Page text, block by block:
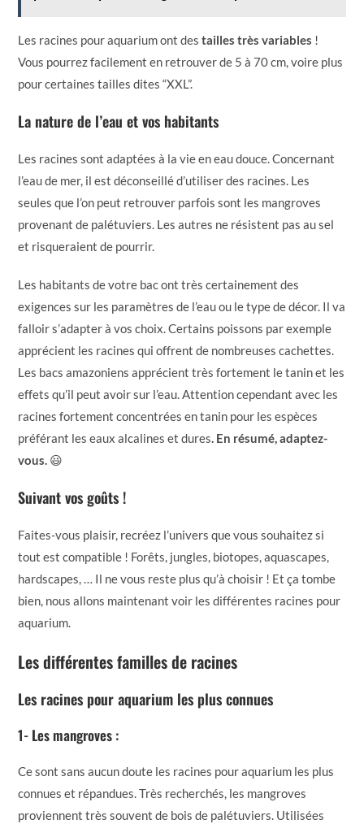
Les racines pour aquarium ont destailles très variables !
Vous pourrez facilement en retrouver de 5 à 70 cm, voire plus
pour certaines tailles dites “XXL”.
La nature de l’eau et vos habitants
Les racines sont adaptées à la vie en eau douce. Concernant
l’eau de mer, il est déconseillé d’utiliser des racines. Les
seules que l’on peut retrouver parfois sont les mangroves
provenant de palétuviers. Les autres ne résistent pas au sel
et risqueraient de pourrir.
Les habitants de votre bac ont très certainement des
exigences sur les paramètres de l’eau ou le type de décor. Il va
falloir s’adapter à vos choix. Certains poissons par exemple
apprécient les racines qui offrent de nombreuses cachettes.
Les bacs amazoniens apprécient très fortement le tanin et les
effets qu’il peut avoir sur l’eau. Attention cependant avec les
racines fortement concentrées en tanin pour les espèces
préférant les eaux alcalines et dures. En résumé, adaptez-
vous. 😃
Suivant vos goûts !
Faites-vous plaisir, recréez l’univers que vous souhaitez si
tout est compatible ! Forêts, jungles, biotopes, aquascapes,
hardscapes, … Il ne vous reste plus qu’à choisir ! Et ça tombe
bien, nous allons maintenant voir les différentes racines pour
aquarium.
Les différentes familles de racines
Les racines pour aquarium les plus connues
1- Les mangroves :
Ce sont sans aucun doute les racines pour aquarium les plus
connues et répandues. Très recherchés, les mangroves
proviennent très souvent de bois de palétuviers. Utilisées